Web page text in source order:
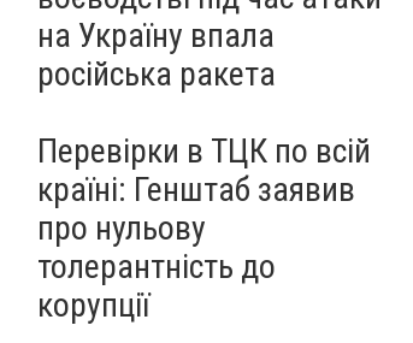
на Україну впала
російська ракета
Перевірки в ТЦК по всій
країні: Генштаб заявив
про нульову
толерантність до
корупції